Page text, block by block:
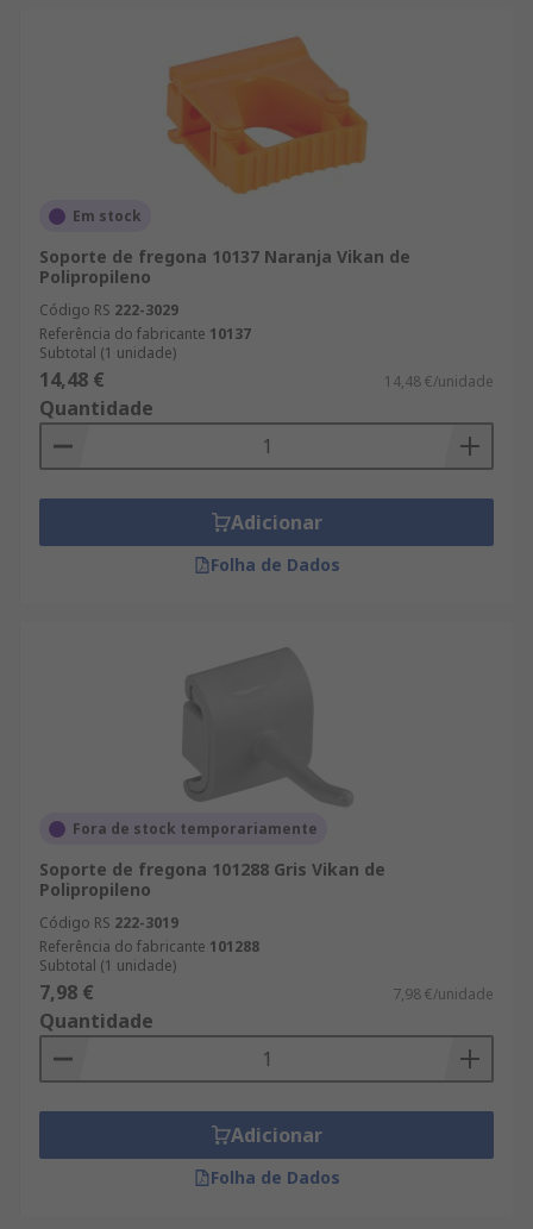
Em stock
Soporte de fregona 10137 Naranja Vikan de
Polipropileno
Código RS 222-3029
Referência do fabricante 10137
Subtotal (1 unidade)
14,48 € 14,48 €/unidade
Quantidade
Adicionar
Folha de Dados
Fora de stock temporariamente
Soporte de fregona 101288 Gris Vikan de
Polipropileno
Código RS 222-3019
Referência do fabricante 101288
Subtotal (1 unidade)
7,98 € 7,98 €/unidade
Quantidade
Adicionar
Folha de Dados